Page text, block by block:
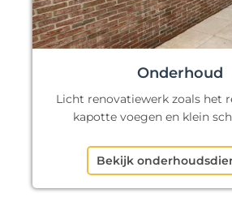
Onderhoud
Licht renovatiewerk zoals het
kapotte voegen en klein
Bekijk